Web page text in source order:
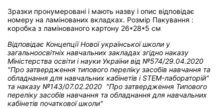
Зразки пронумеровані і мають назву і опис відповідає
номеру на ламінованих вкладках. Розмір Пакування :
коробка з ламінованого картону 26*28*5 см
Відповідає Концепції Нової української школи у
загальноосвітніх навчальних закладах згідно наказу
Міністерства освіти і науки України від №574/29.04.2020
"Про затвердження типового переліку засобів навчання та
обладнання для навчальних кабінетів і STEM-лабораторій"
та наказу №143/07.02.2020 "Про затвердження Типового
переліку засобів навчання та обладнання для навчальних
кабінетів початкової школи"